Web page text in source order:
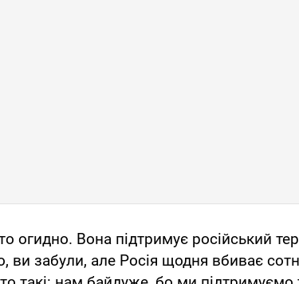
огидно. Вона підтримує російський
забули, але Росія щодня вбиває сотні